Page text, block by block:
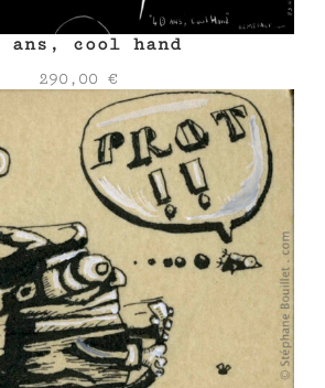
ans, cool hand
290,00 €